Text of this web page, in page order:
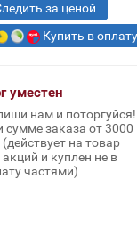
за ценой
Купить в
уместен
нам и поторгуйся!
сумме заказа от 3000
(действует на товар
акций и куплен не в
частями)